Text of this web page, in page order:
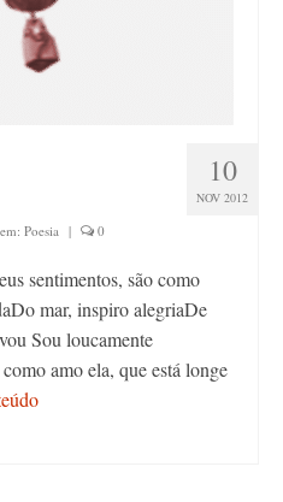
10
NOV 2012
Poesia | 0
sentimentos, são como
mar, inspiro alegriaDe
Sou loucamente
amo ela, que está longe